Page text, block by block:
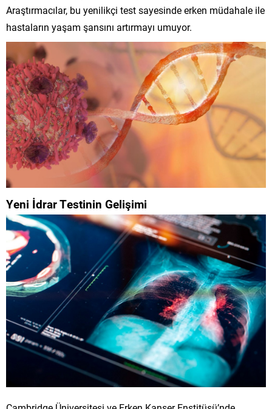
Araştırmacılar, bu yenilikçi test sayesinde erken müdahale ile
hastaların yaşam şansını artırmayı umuyor.
Yeni İdrar Testinin Gelişimi